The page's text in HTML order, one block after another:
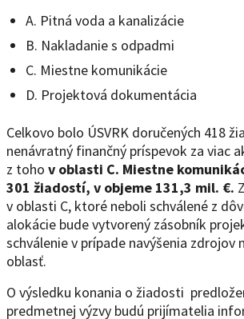
A. Pitná voda a kanalizácie
B. Nakladanie s odpadmi
C. Miestne komunikácie
D. Projektová dokumentácia
Celkovo bolo ÚSVRK doručených 418
nenávratný finančný príspevok za viac
z toho v oblasti C. Miestne
301 žiadostí, v objeme 131,3 mil. €.
v oblasti C, ktoré neboli schválené z
alokácie bude vytvorený zásobník
schválenie v prípade navýšenia zdrojov
oblasť.
O výsledku konania o žiadosti
predmetnej výzvy budú prijímatelia